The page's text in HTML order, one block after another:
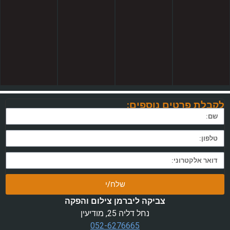
לקבלת פרטים נוספים:
שלח/י
צביקה ליברמן צילום והפקה
נחל דליה 25, מודיעין
052-6276665